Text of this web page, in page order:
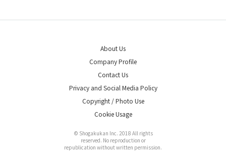
About Us
Company Profile
Contact Us
Privacy and Social Media Policy
Copyright / Photo Use
Cookie Usage
© Shogakukan Inc. 2018 All rights
reserved. No reproduction or
republication without written permission.